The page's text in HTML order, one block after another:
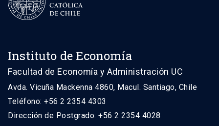
Instituto de Economía
Facultad de Economía y Administración UC
Avda. Vicuña Mackenna 4860, Macul. Santiago, Chile
Teléfono: +56 2 2354 4303
Dirección de Postgrado: +56 2 2354 4028